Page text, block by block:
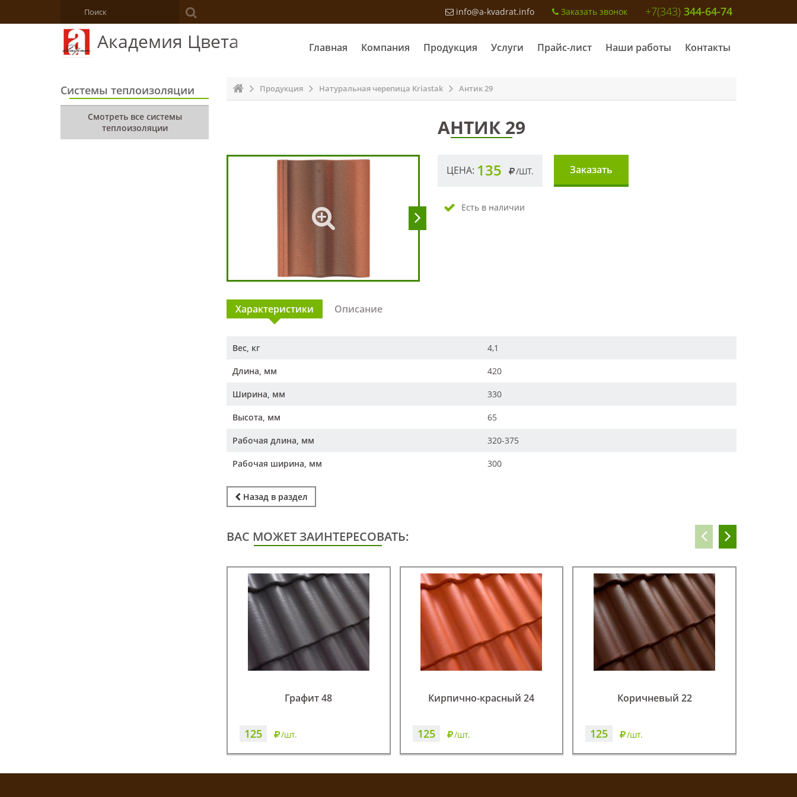
info@a-kvadrat.info Заказать звонок +7(343) 344-64-74
Академия Цвета Главная Компания Продукция Услуги Прайс-лист Наши работы Контакты
Продукция Натуральная черепица Kriastak Антик 29
АНТИК 29
ЦЕНА: 135 /ШТ. Заказать
Есть в наличии
Характеристики Описание
Вес, кг 4,1
Длина, мм 420
Ширина, мм 330
Высота, мм 65
Рабочая длина, мм 320-375
Рабочая ширина, мм 300
Назад в раздел
ВАС МОЖЕТ ЗАИНТЕРЕСОВАТЬ:
Графит 48
125 /шт.
Кирпично-красный 24
125 /шт.
Коричневый 22
125 /шт.
Системы теплоизоляции
Смотреть все системы
теплоизоляции